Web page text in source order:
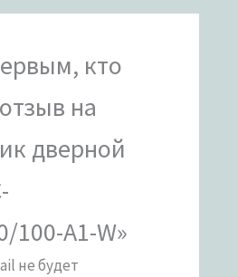
кто
на
дверной
100-A1-W»
не будет